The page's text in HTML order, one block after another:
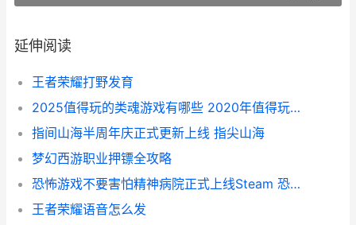
延伸阅读
王者荣耀打野发育
2025值得玩的类魂游戏有哪些 2020年值得玩的电脑游戏
指间山海半周年庆正式更新上线 指尖山海
梦幻西游职业押镖全攻略
恐怖游戏不要害怕精神病院正式上线Steam 恐怖游戏别害怕
王者荣耀语音怎么发